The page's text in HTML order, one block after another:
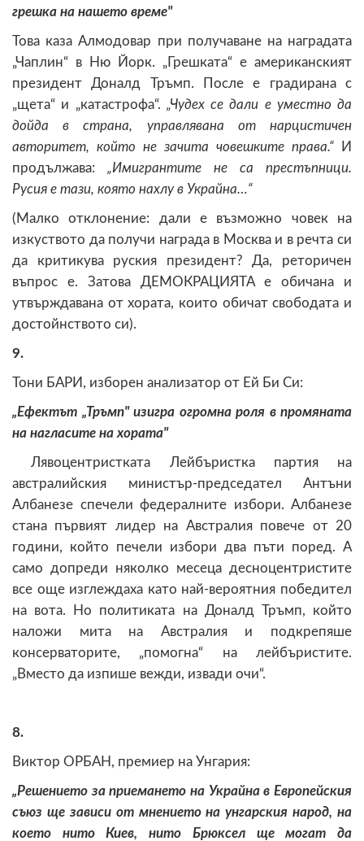
грешка на нашето време"
Това каза Алмодовар при получаване на наградата
„Чаплин“ в Ню Йорк. „Грешката“ е американският
президент Доналд Тръмп. После е градирана с
„щета“ и „катастрофа“. „Чудех се дали е уместно да
дойда в страна, управлявана от нарцистичен
авторитет, който не зачита човешките права.“
И
продължава: „Имигрантите не са престъпници.
Русия е тази, която нахлу в Украйна…“
(Малко отклонение: дали е възможно човек на
изкуството да получи награда в Москва и в речта си
да критикува руския президент? Да, реторичен
въпрос е. Затова ДЕМОКРАЦИЯТА е обичана и
утвърждавана от хората, които обичат свободата и
достойнството си).
9.
Тони БАРИ, изборен анализатор от Ей Би Си:
„Ефектът „Тръмп" изигра огромна роля в промяната
на нагласите на хората"
Лявоцентристката Лейбъристка партия на
австралийския министър-председател Антъни
Албанезе спечели федералните избори. Албанезе
стана първият лидер на Австралия повече от 20
години, който печели избори два пъти поред. А
само допреди няколко месеца десноцентристите
все още изглеждаха като най-вероятния победител
на вота. Но политиката на Доналд Тръмп, който
наложи мита на Австралия и подкрепяше
консерваторите, „помогна“ на лейбъристите.
„Вместо да изпише вежди, извади очи“.
8.
Виктор ОРБАН, премиер на Унгария:
„Решението за приемането на Украйна в Европейския
съюз ще зависи от мнението на унгарския народ, на
което нито Киев, нито Брюксел ще могат да